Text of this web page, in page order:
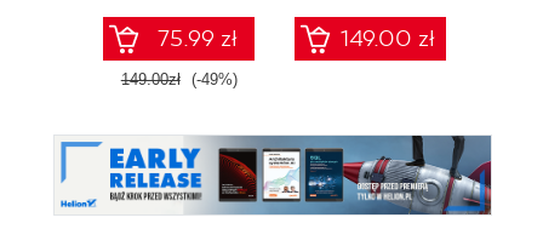
75.99 zł
149.00zł (-49%)
149.00 zł